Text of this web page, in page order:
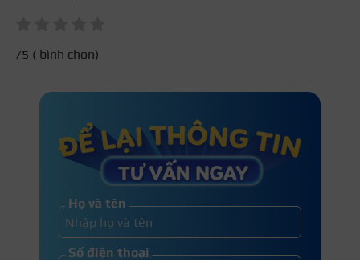
/5 ( bình chọn)
Họ và tên
Số điện thoại